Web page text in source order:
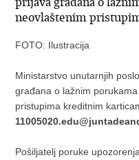
neovlaštenim
FOTO: Ilustracija
Ministarstvo unutarnjih
građana o lažnim
pristupima kreditnim
Pošiljatelj poruke